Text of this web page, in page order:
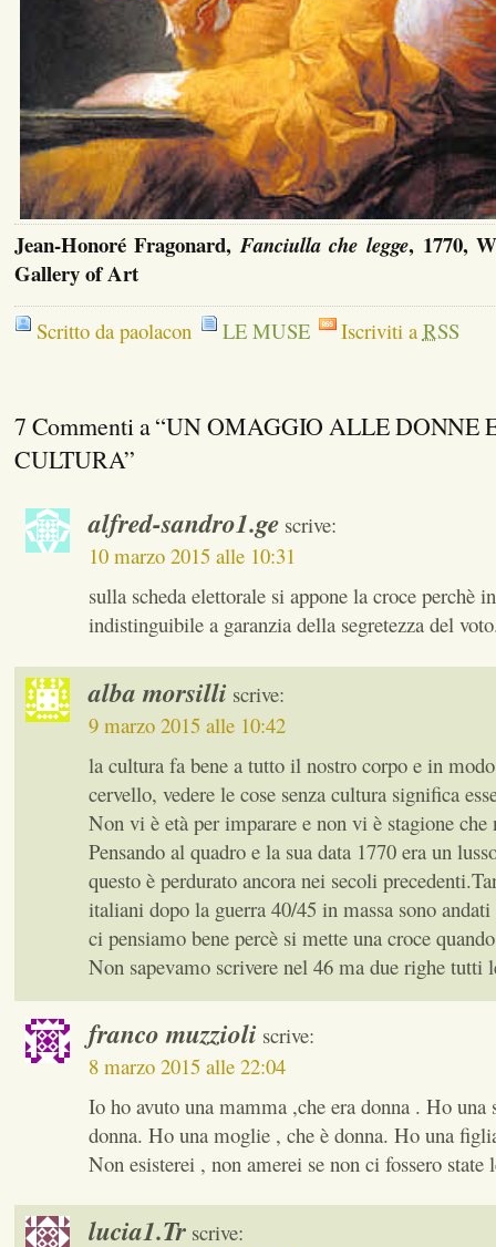
Jean-Honoré Fragonard, Fanciulla che legge, 1770,
Gallery of Art
Scritto da paolacon LE MUSE Iscriviti a RSS
7 Commenti a “UN OMAGGIO ALLE DONNE
CULTURA”
alfred-sandro1.ge scrive:
10 marzo 2015 alle 10:31
sulla scheda elettorale si appone la croce perchè
indistinguibile a garanzia della segretezza del
alba morsilli scrive:
9 marzo 2015 alle 10:42
la cultura fa bene a tutto il nostro corpo e in
cervello, vedere le cose senza cultura significa
Non vi è età per imparare e non vi è stagione
Pensando al quadro e la sua data 1770 era un
questo è perdurato ancora nei secoli
italiani dopo la guerra 40/45 in massa sono
ci pensiamo bene percè si mette una croce
Non sapevamo scrivere nel 46 ma due righe tutti
franco muzzioli scrive:
8 marzo 2015 alle 22:04
Io ho avuto una mamma ,che era donna . Ho una
donna. Ho una moglie , che è donna. Ho una
Non esisterei , non amerei se non ci fossero state
lucia1.Tr scrive: